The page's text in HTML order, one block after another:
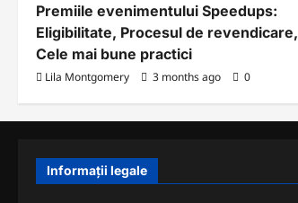
Premiile evenimentului Speedups:
Eligibilitate, Procesul de revendicare,
Cele mai bune practici
Lila Montgomery 3 months ago 0
Informații legale